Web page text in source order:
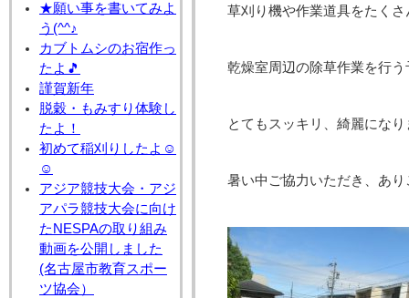
★願い事を書いてみよ
う(^^♪
カブトムシのお宿作っ
たよ🎵
謹賀新年
脱穀・もみすり体験し
たよ！
初めて稲刈りしたよ☺
☺
アジア競技大会・アジ
アパラ競技大会に向け
たNESPAの取り組み
動画を公開しました
(名古屋市教育スポー
ツ協会）
草刈り機や作業道具をたく
乾燥室周辺の除草作業を行
とてもスッキリ、綺麗にな
暑い中ご協力いただき、あ